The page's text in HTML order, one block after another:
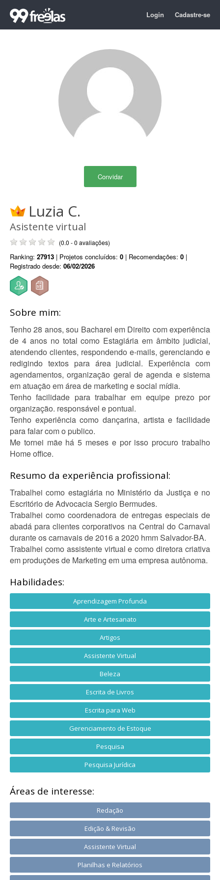
Login Cadastre-se
Convidar
Luzia C.
Asistente virtual
(0.0 - 0 avaliações)
Ranking: 27913 | Projetos concluídos: 0 | Recomendações: 0 |
Registrado desde: 06/02/2026
Sobre mim:
Tenho 28 anos, sou Bacharel em Direito com experiência
de 4 anos no total como Estagiária em âmbito judicial,
atendendo clientes, respondendo e-mails, gerenciando e
redigindo textos para área judicial. Experiência com
agendamentos, organização geral de agenda e sistema
em atuação em área de marketing e social mídia.
Tenho facilidade para trabalhar em equipe prezo por
organização. responsável e pontual.
Tenho experiência como dançarina, artista e facilidade
para falar com o publico.
Me tornei mãe há 5 meses e por isso procuro trabalho
Home office.
Resumo da experiência profissional:
Trabalhei como estagiária no Ministério da Justiça e no
Escritório de Advocacia Sergio Bermudes.
Trabalhei como coordenadora de entregas especiais de
abadá para clientes corporativos na Central do Carnaval
durante os carnavais de 2016 a 2020 hmm Salvador-BA.
Trabalhei como assistente virtual e como diretora criativa
em produções de Marketing em uma empresa autônoma.
Habilidades:
Aprendizagem Profunda
Arte e Artesanato
Artigos
Assistente Virtual
Beleza
Escrita de Livros
Escrita para Web
Gerenciamento de Estoque
Pesquisa
Pesquisa Jurídica
Áreas de interesse:
Redação
Edição & Revisão
Assistente Virtual
Planilhas e Relatórios